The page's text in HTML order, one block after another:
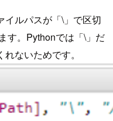
イルパスが「\」で区切
す。Pythonでは「\」だ
ないためです。